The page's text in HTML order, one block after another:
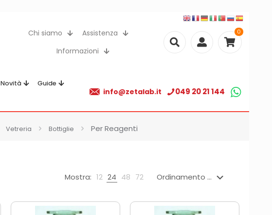
Chi siamo
Assistenza
Informazioni
0
Novità Guide
info@zetalab.it 049 20 21 144
Vetreria Bottiglie Per Reagenti
Mostra: 12 24 48 72